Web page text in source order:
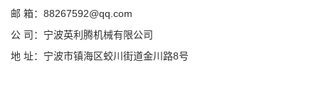
邮 箱：88267592@qq.com
公 司：宁波英利腾机械有限公司
地 址：宁波市镇海区蛟川街道金川路8号